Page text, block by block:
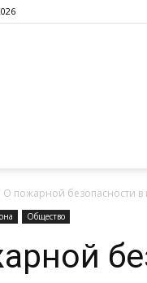
О пожарной безопасности в
Общество